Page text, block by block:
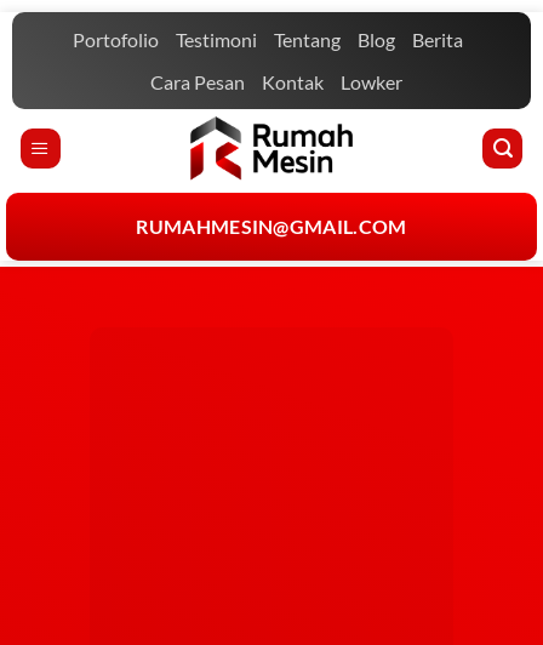
Portofolio Testimoni Tentang Blog
Berita
Cara Pesan
Kontak Lowker
RUMAHMESIN@GMAIL.COM